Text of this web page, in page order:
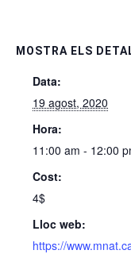
MOSTRA ELS
Data:
19 agost, 2020
Hora:
11:00 am - 12:00
Cost:
4$
Lloc web:
https://